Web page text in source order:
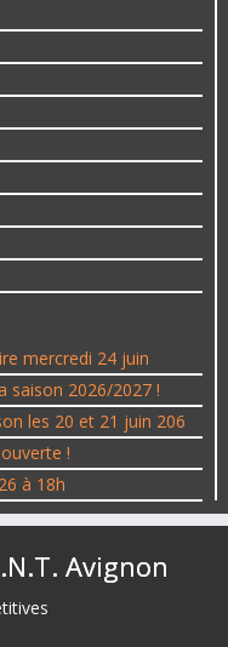
mercredi 24 juin
saison 2026/2027 !
les 20 et 21 juin 206
!
à 18h
Avignon